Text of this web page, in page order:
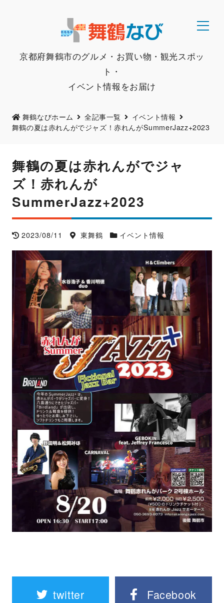
京都府舞鶴市のグルメ・お買い物・観光スポッ
ト・
イベント情報をお届け
舞鶴なびホーム 全記事一覧
イベント情報
舞鶴の夏は赤れんがでジャズ！赤れんがSummerJazz+2023
舞鶴の夏は赤れんがでジャ
ズ！赤れんが
SummerJazz+2023
2023/08/11 東舞鶴 イベント情報
twitter Facebook